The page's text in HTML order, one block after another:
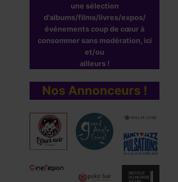
une sélection
d'albums/films/livres/expos/
événements coup de cœur à
consommer sans modération, ici
et/ou
ailleurs !
Nos Annonceurs !